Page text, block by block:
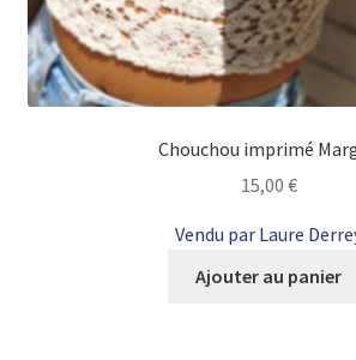
Chouchou imprimé
15,00 €
Vendu par Laure
Ajouter au panier